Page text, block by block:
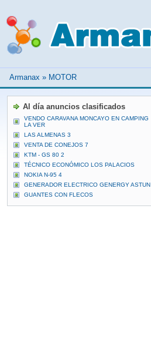
Armanax » MOTOR
Al día anuncios clasificados
VENDO CARAVANA MONCAYO EN CAMPING
LA VER
LAS ALMENAS 3
VENTA DE CONEJOS 7
KTM - GS 80 2
TÉCNICO ECONÓMICO LOS PALACIOS
NOKIA N-95 4
GENERADOR ELECTRICO GENERGY ASTUN
GUANTES CON FLECOS